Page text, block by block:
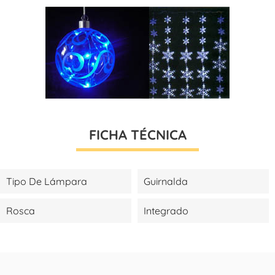
FICHA TÉCNICA
Tipo De Lámpara Guirnalda
Rosca Integrado